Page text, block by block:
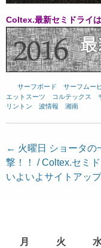
Coltex.最新セミドライ
サーフボード サーフムー
エットスーツ
コルテックス
リントン
波情報 湘南
投
稿
ナ
← 火曜日 ショータの
撃！！ / Coltex.セミド
いよいよサイトアッ
月 火